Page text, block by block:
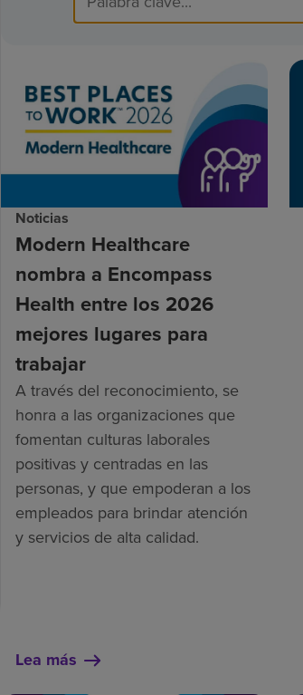
Noticias
Modern Healthcare
nombra a Encompass
Health entre los 2026
mejores lugares para
trabajar
A través del reconocimiento, se
honra a las organizaciones que
fomentan culturas laborales
positivas y centradas en las
personas, y que empoderan a los
empleados para brindar atención
y servicios de alta calidad.
Lea más